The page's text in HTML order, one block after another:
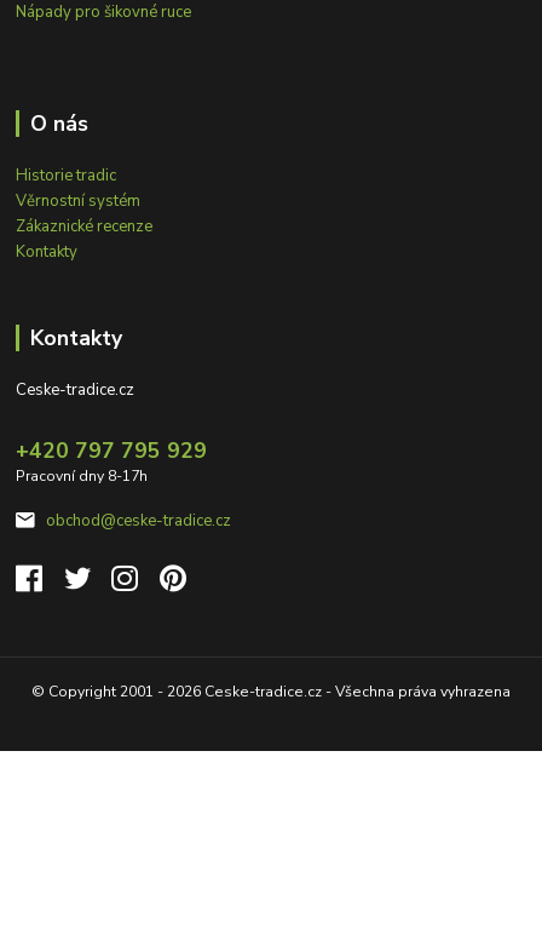
Nápady pro šikovné ruce
O nás
Historie tradic
Věrnostní systém
Zákaznické recenze
Kontakty
Kontakty
Ceske-tradice.cz
+420 797 795 929
Pracovní dny 8-17h
obchod@ceske-tradice.cz
© Copyright 2001 - 2026 Ceske-tradice.cz - Všechna práva vyhrazena